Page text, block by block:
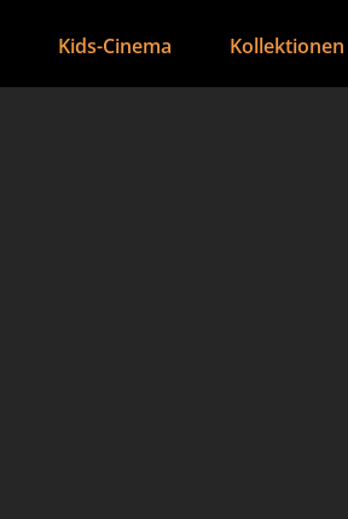
Kids-Cinema Kollektionen